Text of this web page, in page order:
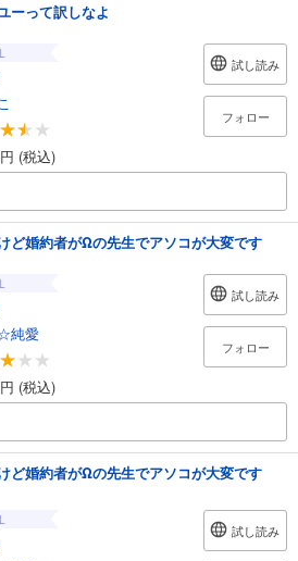
ーって訳しなよ
(税込)
試し読み
フォロー
ど婚約者がΩの先生でアソコが大変です
純愛
(税込)
試し読み
フォロー
ど婚約者がΩの先生でアソコが大変です
試し読み